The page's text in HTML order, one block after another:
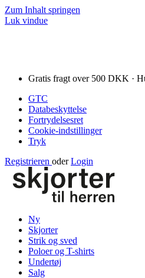
Zum Inhalt springen
Luk vindue
Gratis fragt over 500 DKK ·
GTC
Databeskyttelse
Fortrydelsesret
Cookie-indstillinger
Tryk
Registrieren oder Login
Ny
Skjorter
Strik og sved
Poloer og T-shirts
Undertøj
Salg